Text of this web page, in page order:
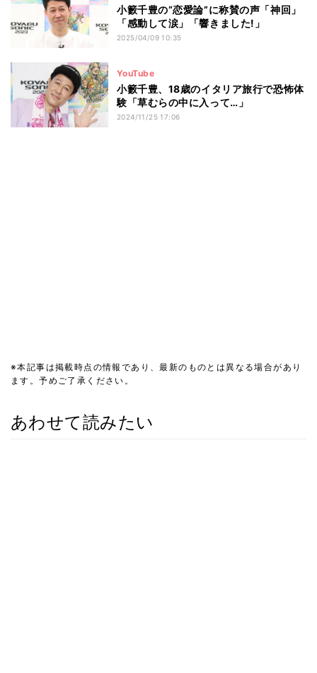
小籔千豊の“恋愛論”に称賛の声「神回」
「感動して涙」「響きました!」
2025/04/09 10:35
YouTube
小籔千豊、18歳のイタリア旅行で恐怖体
験「草むらの中に入って…」
2024/11/25 17:06
※本記事は掲載時点の情報であり、最新のものとは異なる場合があり
ます。予めご了承ください。
あわせて読みたい